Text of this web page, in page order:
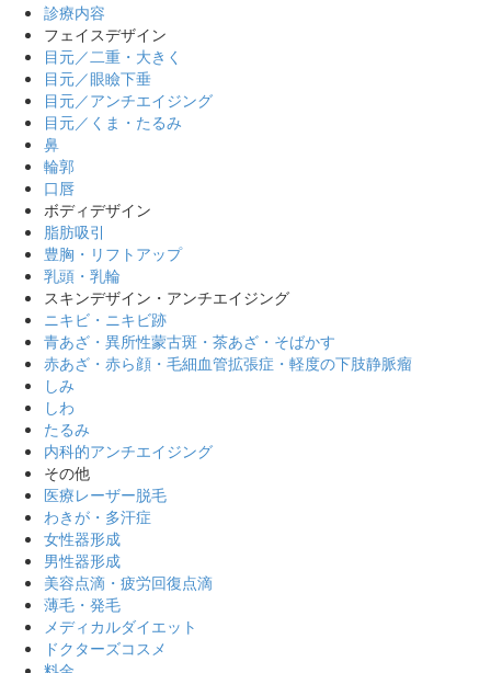
診療内容
フェイスデザイン
目元／二重・大きく
目元／眼瞼下垂
目元／アンチエイジング
目元／くま・たるみ
鼻
輪郭
口唇
ボディデザイン
脂肪吸引
豊胸・リフトアップ
乳頭・乳輪
スキンデザイン・アンチエイジング
ニキビ・ニキビ跡
青あざ・異所性蒙古斑・茶あざ・そばかす
赤あざ・赤ら顔・毛細血管拡張症・軽度の下肢静脈瘤
しみ
しわ
たるみ
内科的アンチエイジング
その他
医療レーザー脱毛
わきが・多汗症
女性器形成
男性器形成
美容点滴・疲労回復点滴
薄毛・発毛
メディカルダイエット
ドクターズコスメ